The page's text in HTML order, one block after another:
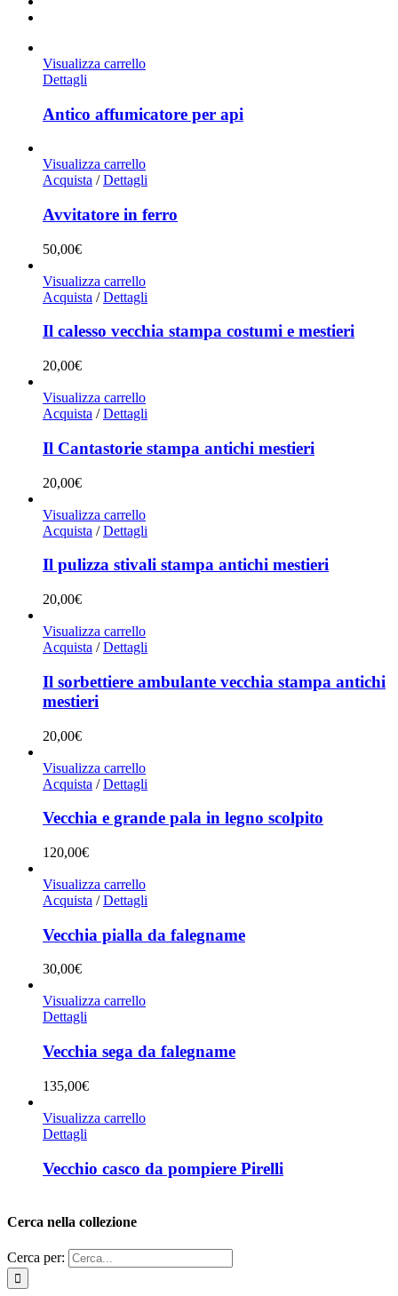
Visualizza carrello
Dettagli
Antico affumicatore per api
Visualizza carrello
Acquista / Dettagli
Avvitatore in ferro
50,00€
Visualizza carrello
Acquista / Dettagli
Il calesso vecchia stampa costumi e mestieri
20,00€
Visualizza carrello
Acquista / Dettagli
Il Cantastorie stampa antichi mestieri
20,00€
Visualizza carrello
Acquista / Dettagli
Il pulizza stivali stampa antichi mestieri
20,00€
Visualizza carrello
Acquista / Dettagli
Il sorbettiere ambulante vecchia stampa antichi
mestieri
20,00€
Visualizza carrello
Acquista / Dettagli
Vecchia e grande pala in legno scolpito
120,00€
Visualizza carrello
Acquista / Dettagli
Vecchia pialla da falegname
30,00€
Visualizza carrello
Dettagli
Vecchia sega da falegname
135,00€
Visualizza carrello
Dettagli
Vecchio casco da pompiere Pirelli
Cerca nella collezione
Cerca per: